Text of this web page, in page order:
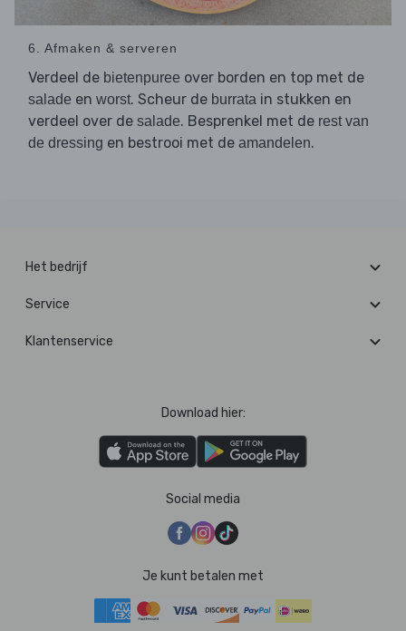
6. Afmaken & serveren
Verdeel de bietenpuree over borden en top met de
salade en worst. Scheur de burrata in stukken en
verdeel over de salade. Besprenkel met de rest van
de dressing en bestrooi met de amandelen.
Het bedrijf
Service
Klantenservice
Download hier:
Social media
Je kunt betalen met